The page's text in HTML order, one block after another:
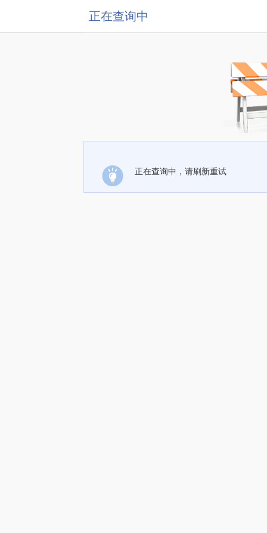
正在查询中
正在查询中，请刷新重试